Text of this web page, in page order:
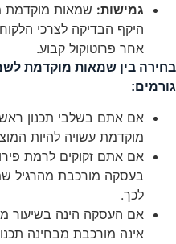
גמישות:שמאות מוקדמת
היקף הבדיקה לצרכי
אחר פרוטוקול קבוע.
בין שמאות מוקדמת
אם אתם בשלבי תכנון
מוקדמת עשויה להיות
אם אתם זקוקים לרמת
בעסקה מורכבת מהרגיל
לכך.
אם העסקה הינה בשיעור
אינה מורכבת מבחינה